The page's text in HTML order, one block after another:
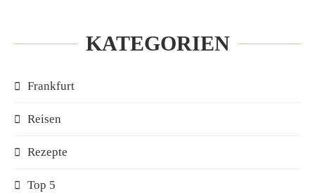
KATEGORIEN
Frankfurt
Reisen
Rezepte
Top 5